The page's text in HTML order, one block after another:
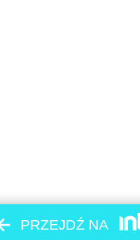
PRZEJDŹ NA